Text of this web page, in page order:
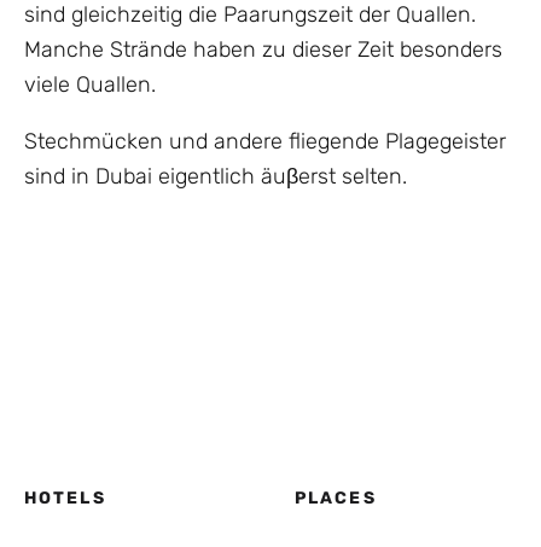
sind gleichzeitig die Paarungszeit der Quallen.
Manche Strände haben zu dieser Zeit besonders
viele Quallen.
Stechmücken und andere fliegende Plagegeister
sind in Dubai eigentlich äuβerst selten.
HOTELS PLACES